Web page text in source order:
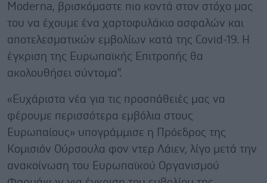
Moderna, βρισκόμαστε πιο κοντά στον στόχο μας
του να έχουμε ένα χαρτοφυλάκιο ασφαλών και
αποτελεσματικών εμβολίων κατά της Covid-19. Η
έγκριση της Ευρωπαϊκής Επιτροπής θα
ακολουθήσει σύντομα".
«Ευχάριστα νέα για τις προσπάθειές μας να
φέρουμε περισσότερα εμβόλια στους
Ευρωπαίους» υπογράμμισε η Πρόεδρος της
Κομισιόν Ούρσουλα φον ντερ Λάιεν, λίγο μετά την
ανακοίνωση του Ευρωπαϊκού Οργανισμού